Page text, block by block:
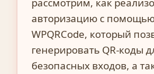
рассмотрим, как
авторизацию с
WPQRCode, который
генерировать QR-коды
безопасных входов, а